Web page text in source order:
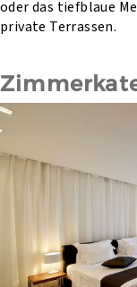
oder das tiefblaue
private Terrassen.